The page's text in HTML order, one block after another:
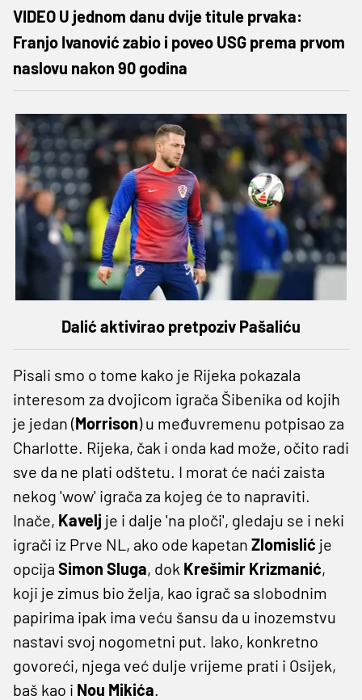
VIDEO U jednom danu dvije titule prvaka:
Franjo Ivanović zabio i poveo USG prema prvom
naslovu nakon 90 godina
Dalić aktivirao pretpoziv Pašaliću
Pisali smo o tome kako je Rijeka pokazala
interesom za dvojicom igrača Šibenika od kojih
je jedan (Morrison) u međuvremenu potpisao za
Charlotte. Rijeka, čak i onda kad može, očito radi
sve da ne plati odštetu. I morat će naći zaista
nekog 'wow' igrača za kojeg će to napraviti.
Inače, Kavelj je i dalje 'na ploči', gledaju se i neki
igrači iz Prve NL, ako ode kapetan Zlomislić je
opcija Simon Sluga, dok Krešimir Krizmanić,
koji je zimus bio želja, kao igrač sa slobodnim
papirima ipak ima veću šansu da u inozemstvu
nastavi svoj nogometni put. Iako, konkretno
govoreći, njega već dulje vrijeme prati i Osijek,
baš kao i Nou Mikića.